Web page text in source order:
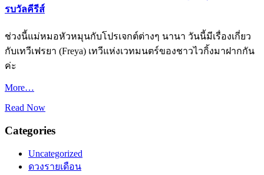
รบวัลคีรีส์
ช่วงนี้แม่หมอหัวหมุนกับโปรเจกต์ต่างๆ นานา วันนี้มีเรื่องเกี่ยว
กับเทวีเฟรยา (Freya) เทวีแห่งเวทมนตร์ของชาวไวกิ้งมาฝากกัน
ค่ะ
More…
Read Now
Categories
Uncategorized
ดวงรายเดือน